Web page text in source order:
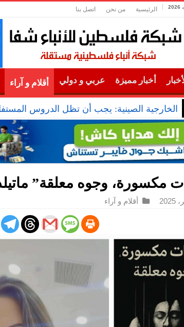
الرئيسية من نحن اتصل بنا
أخبار مميزة عربي و دولي أقلام و آراء
الخارجية الصينية: يجب أن تظل الدروس
مكسورة، وجوه معلقة”
أقلام و آراء